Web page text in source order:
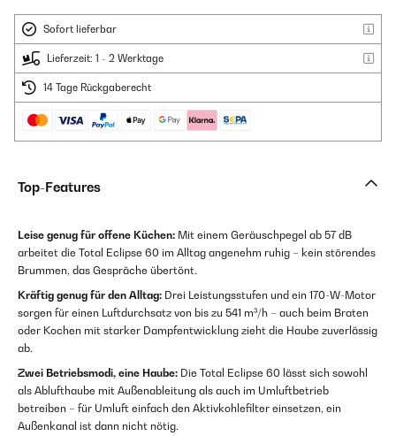
Sofort lieferbar
Lieferzeit: 1 - 2 Werktage
14 Tage Rückgaberecht
Top-Features
Leise genug für offene Küchen: Mit einem Geräuschpegel ab 57 dB
arbeitet die Total Eclipse 60 im Alltag angenehm ruhig – kein störendes
Brummen, das Gespräche übertönt.
Kräftig genug für den Alltag: Drei Leistungsstufen und ein 170-W-Motor
sorgen für einen Luftdurchsatz von bis zu 541 m³/h – auch beim Braten
oder Kochen mit starker Dampfentwicklung zieht die Haube zuverlässig
ab.
Zwei Betriebsmodi, eine Haube: Die Total Eclipse 60 lässt sich sowohl
als Ablufthaube mit Außenableitung als auch im Umluftbetrieb
betreiben – für Umluft einfach den Aktivkohlefilter einsetzen, ein
Außenkanal ist dann nicht nötig.